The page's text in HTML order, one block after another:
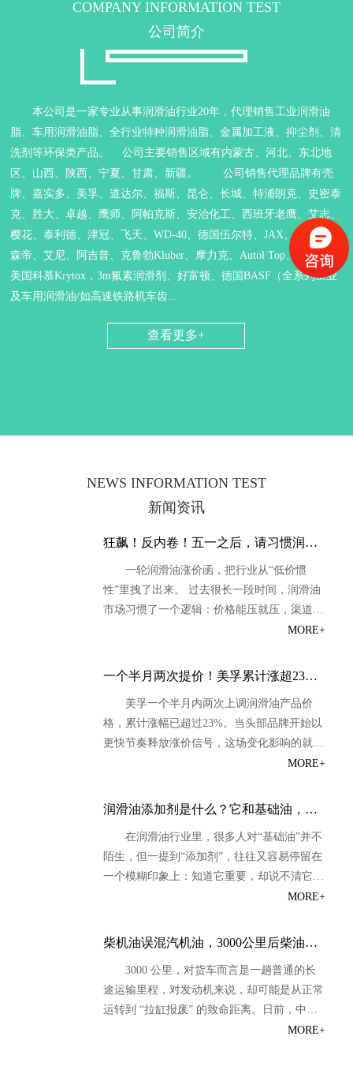
COMPANY INFORMATION TEST
公司简介
本公司是一家专业从事润滑油行业20年，代理销售工业润滑油
脂、车用润滑油脂、全行业特种润滑油脂、金属加工液、抑尘剂、清
洗剂等环保类产品。 公司主要销售区域有内蒙古、河北、东北地
区、山西、陕西、宁夏、甘肃、新疆。 公司销售代理品牌有壳
牌、嘉实多、美孚、道达尔、福斯、昆仑、长城、特浦朗克、史密泰
克、胜大、卓越、鹰师、阿帕克斯、安治化工、西班牙老鹰、艾志、
樱花、泰利德、津冠、飞天、WD-40、德国伍尔特、JAX、德润宝、
森帝、艾尼、阿吉普、克鲁勃Kluber、摩力克、Autol Top、紫皇冠、
美国科慕Krytox，3m氟素润滑剂、好富顿、德国BASF（全系列工业
及车用润滑油/如高速铁路机车齿...
查看更多+
NEWS INFORMATION TEST
新闻资讯
狂飙！反内卷！五一之后，请习惯润滑油价格新周期！
一轮润滑油涨价函，把行业从“低价惯
性”里拽了出来。 过去很长一段时间，润滑油
市场习惯了一个逻辑：价格能压就压，渠道能
卷就卷，促销能打就打。品牌方卷政策，经销
一个池子里消耗利润、消耗信心、消耗服务能
提醒行业：润滑油价格，可能真的不能再按过
去那套老逻辑看了。 中国润滑油信息网日前
发起的在线调查显示，面对这轮润滑油密集涨
价，选择“终端价格接受度将成为最大考验”的
能正在重估”的占27.55%；选择“渠道压力会明
品牌动作”的占11.57%；认为“只是头部品牌动
作，未必会全面跟进”的仅...
MORE+
一个半月两次提价！美孚累计涨超23%，润滑油行业，真的要进入新周期了？
美孚一个半月内两次上调润滑油产品价
格，累计涨幅已超过23%。当头部品牌开始以
更快节奏释放涨价信号，这场变化影响的就不
只是价格本身，而是整个润滑油行业的成本传
认为，这次调价背后，更值得关注的是行业价
的润滑油圈，有点安静得反常。 但这种安
静，不是因为没事发生，而是因为很多人都在
等，等一张通知，等一个信号，等一个更明确
6年5月15日起，对润滑油产品价格再次上调，
发布首轮涨价通知，自4月1日起涨幅约8%。
两轮累计下来，涨幅已经超过23%。...
MORE+
润滑油添加剂是什么？它和基础油，到底是什么关系
在润滑油行业里，很多人对“基础油”并不
陌生，但一提到“添加剂”，往往又容易停留在
一个模糊印象上：知道它重要，却说不清它到
底是什么，也说不清它和基础油之间到底是什
性能做出来，往往不能只看基础油，也不能只
定一款油品最终表现的，通常是基础油与添加
剂体系的共同作用。 简单说，基础油决定一
款润滑油的“底子”，添加剂决定它能把性能做
MORE+
柴机油误混汽机油，3000公里后柴油车拉缸！
3000 公里，对货车而言是一趟普通的长
途运输里程，对发动机来说，却可能是从正常
运转到 “拉缸报废” 的致命距离。日前，中国
润滑油信息网（sinolub.com）小编在市场调研
MORE+